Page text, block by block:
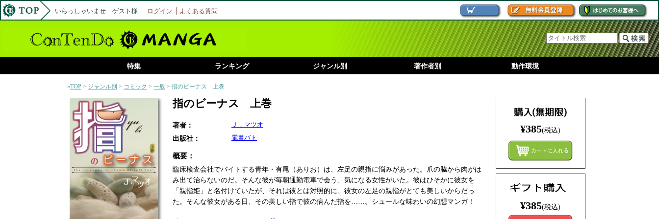
いらっしゃいませ ゲスト様 ログイン よくある質問
特集 ランキング ジャンル別 著作者別 動作環境
»TOP > ジャンル別 > コミック > 一般 > 指のビーナス 上巻
指のビーナス 上巻
著者： Ｊ．マツオ
出版社： 電書バト
概要：
臨床検査会社でバイトする青年・有尾（ありお）は、左足の親指に悩みがあった。爪の脇から肉がは
み出て治らないのだ。そんな彼が毎朝通勤電車で会う、気になる女性がいた。彼はひそかに彼女を
「親指姫」と名付けていたが、それは彼とは対照的に、彼女の左足の親指がとても美しいからだっ
た。そんな彼女がある日、その美しい指で彼の病んだ指を……。シュールな味わいの幻想マンガ！
¥385(税込)
¥385(税込)